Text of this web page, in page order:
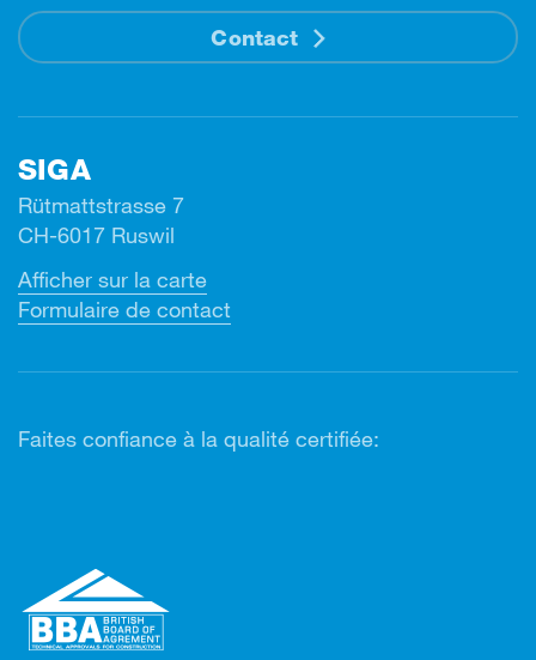
Contact
SIGA
Rütmattstrasse 7
CH-6017 Ruswil
Afficher sur la carte
Formulaire de contact
Faites confiance à la qualité certifiée: